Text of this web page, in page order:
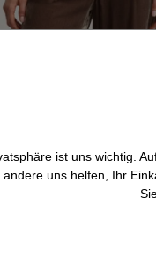
ist uns wichtig.
andere uns helfen, Ihr